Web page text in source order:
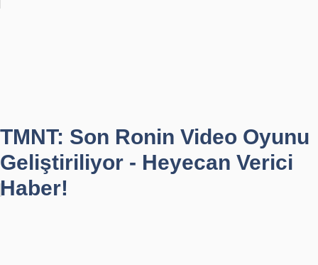
TMNT: Son Ronin Video Oyunu
Geliştiriliyor - Heyecan Verici
Haber!